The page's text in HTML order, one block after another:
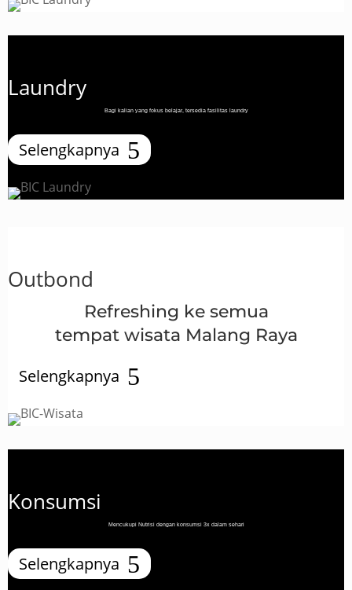
Laundry
Bagi kalian yang fokus belajar, tersedia fasilitas laundry
Selengkapnya
Outbond
Refreshing ke semua
tempat wisata Malang Raya
Selengkapnya
Konsumsi
Mencukupi Nutrisi dengan konsumsi 3x dalam sehari
Selengkapnya